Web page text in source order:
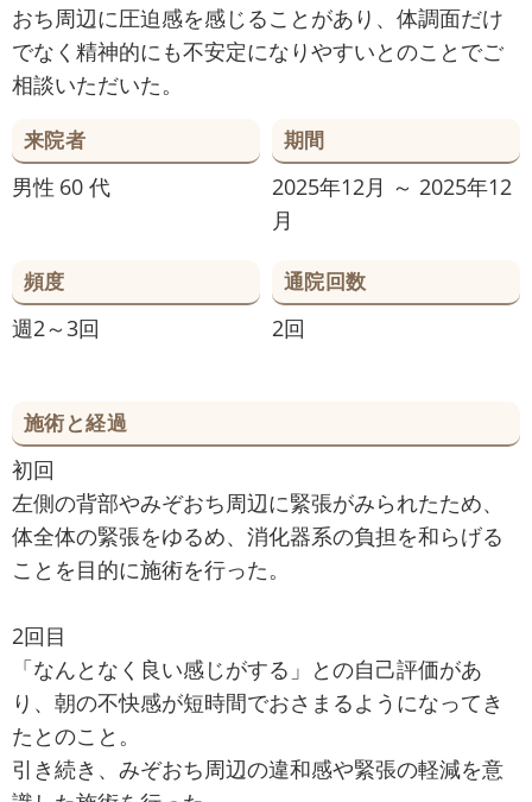
おち周辺に圧迫感を感じることがあり、体調面だけ
でなく精神的にも不安定になりやすいとのことでご
相談いただいた。
来院者
男性 60 代
期間
2025年12月 ～ 2025年12
月
頻度
週2～3回
通院回数
2回
施術と経過
初回
左側の背部やみぞおち周辺に緊張がみられたため、
体全体の緊張をゆるめ、消化器系の負担を和らげる
ことを目的に施術を行った。
2回目
「なんとなく良い感じがする」との自己評価があ
り、朝の不快感が短時間でおさまるようになってき
たとのこと。
引き続き、みぞおち周辺の違和感や緊張の軽減を意